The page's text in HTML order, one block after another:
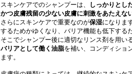
スキンケアでのシャンプーは、
しっかりとし
かつ皮膚残留の少ない皮膚に刺激をあたえな
さらにスキンケアで重要なのが保湿になりま
するためかゆくなり、バリア機能も低下する
そこでシャンプー後に適切なリンス剤を用い
バリアとして働く油脂を補い、コンディショ
ます。